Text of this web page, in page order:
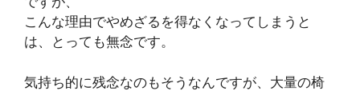
こんな理由でやめざるを得なくなってしまうと
は、とっても無念です。
気持ち的に残念なのもそうなんですが、大量の椅